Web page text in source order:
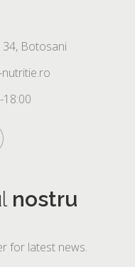
Botosani
18:00
nostru
for latest news.